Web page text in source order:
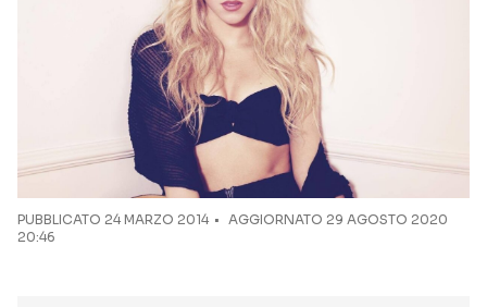
PUBBLICATO 24 MARZO 2014
AGGIORNATO 29 AGOSTO 2020
20:46